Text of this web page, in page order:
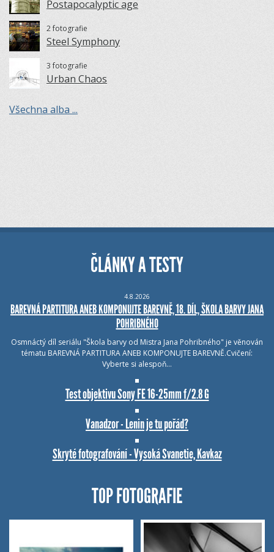
Postapocalyptic age
2 fotografie
Steel Symphony
3 fotografie
Urban Chaos
Všechna alba ...
ČLÁNKY A TESTY
4.8.2026
BAREVNÁ PARTITURA ANEB KOMPONUJTE BAREVNĚ, 18. DÍL, ŠKOLA BARVY JANA
POHRIBNÉHO
Osmnáctý díl seriálu "Škola barvy od Mistra Jana Pohribného" je věnován
tématu BAREVNÁ PARTITURA ANEB KOMPONUJTE BAREVNĚ.Cvičení:
Vyberte si alespoň…
Test objektivu Sony FE 16-25mm f/2.8 G
Vanadzor - Lenin je tu pořád?
Skryté fotografování - Vysoká Svanetie, Kavkaz
TOP FOTOGRAFIE